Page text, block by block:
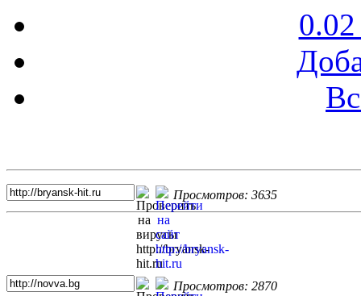
Просмотров: 3635
Просмотров: 2870